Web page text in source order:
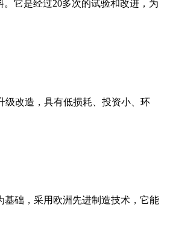
它是经过20多次的试验和改进，为
级改造，具有低损耗、投资小、环
础，采用欧洲先进制造技术，它能